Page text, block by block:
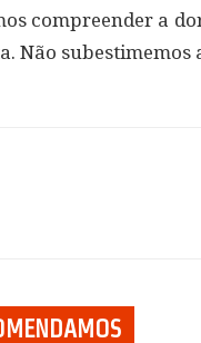
compreender a
Não subestimemos